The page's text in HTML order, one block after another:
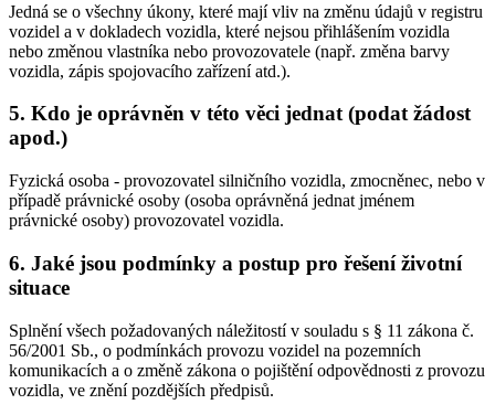
Jedná se o všechny úkony, které mají vliv na změnu údajů v registru
vozidel a v dokladech vozidla, které nejsou přihlášením vozidla
nebo změnou vlastníka nebo provozovatele (např. změna barvy
vozidla, zápis spojovacího zařízení atd.).
5. Kdo je oprávněn v této věci jednat (podat žádost
apod.)
Fyzická osoba - provozovatel silničního vozidla, zmocněnec, nebo v
případě právnické osoby (osoba oprávněná jednat jménem
právnické osoby) provozovatel vozidla.
6. Jaké jsou podmínky a postup pro řešení životní
situace
Splnění všech požadovaných náležitostí v souladu s § 11 zákona č.
56/2001 Sb., o podmínkách provozu vozidel na pozemních
komunikacích a o změně zákona o pojištění odpovědnosti z provozu
vozidla, ve znění pozdějších předpisů.